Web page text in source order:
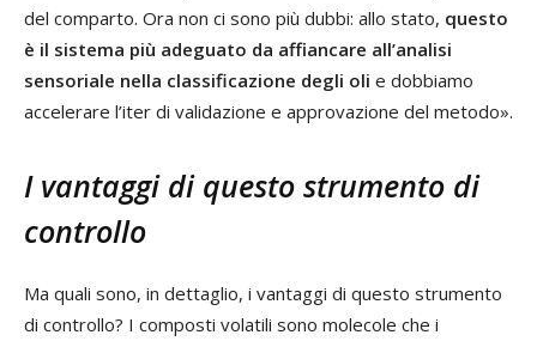
del comparto. Ora non ci sono più dubbi: allo stato, questo
è il sistema più adeguato da affiancare all’analisi
sensoriale nella classificazione degli oli e dobbiamo
accelerare l’iter di validazione e approvazione del metodo».
I vantaggi di questo strumento di
controllo
Ma quali sono, in dettaglio, i vantaggi di questo strumento
di controllo? I composti volatili sono molecole che i